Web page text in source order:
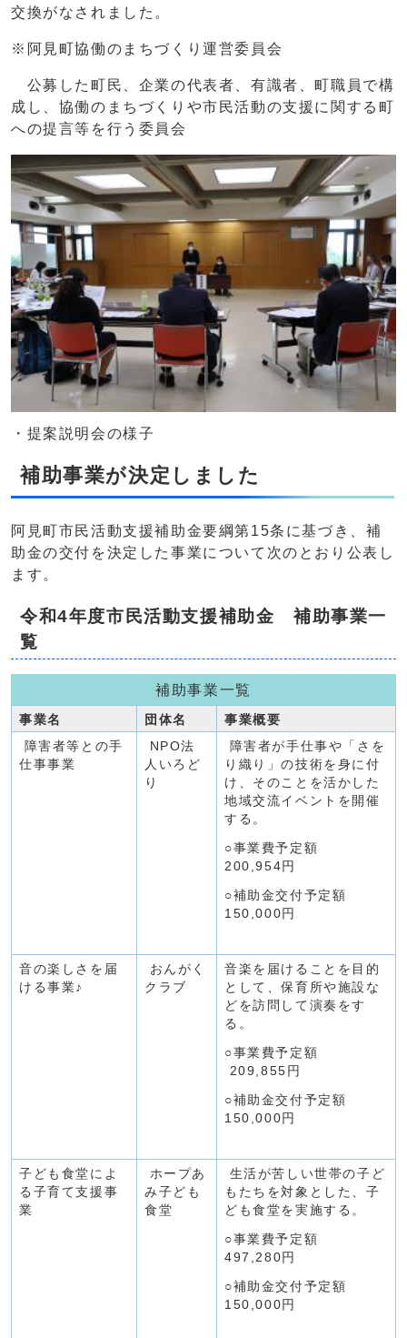
交換がなされました。
※阿見町協働のまちづくり運営委員会
公募した町民、企業の代表者、有識者、町職員で構
成し、協働のまちづくりや市民活動の支援に関する町
への提言等を行う委員会
・提案説明会の様子
補助事業が決定しました
阿見町市民活動支援補助金要綱第15条に基づき、補
助金の交付を決定した事業について次のとおり公表し
ます。
令和4年度市民活動支援補助金 補助事業一
覧
補助事業一覧
事業名 団体名
事業概要
障害者等との手
仕事事業
NPO法
人いろど
り
障害者が手仕事や「さを
り織り」の技術を身に付
け、そのことを活かした
地域交流イベントを開催
する。
○事業費予定額
200,954円
○補助金交付予定額
150,000円
音の楽しさを届
ける事業♪
おんがく
クラブ
音楽を届けることを目的
として、保育所や施設な
どを訪問して演奏をす
る。
○事業費予定額
209,855円
○補助金交付予定額
150,000円
子ども食堂によ
る子育て支援事
業
ホープあ
み子ども
食堂
生活が苦しい世帯の子ど
もたちを対象とした、子
ども食堂を実施する。
○事業費予定額
497,280円
○補助金交付予定額
150,000円